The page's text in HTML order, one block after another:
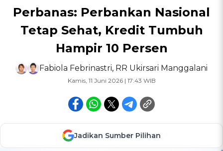
Perbanas: Perbankan Nasional
Tetap Sehat, Kredit Tumbuh
Hampir 10 Persen
Fabiola Febrinastri, RR Ukirsari Manggalani
Kamis, 11 Juni 2026 | 17:43 WIB
Jadikan Sumber Pilihan